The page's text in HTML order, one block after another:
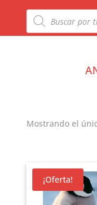
Búsqueda
de
productos
Mostrando el
¡Oferta!